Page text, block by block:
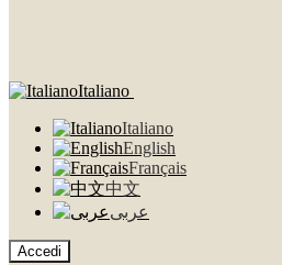
Italiano
Italiano
English
Français
中文
عربى
Accedi